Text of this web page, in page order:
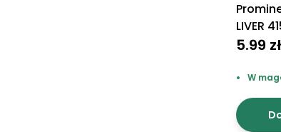
LIVER
5.99 zł
W